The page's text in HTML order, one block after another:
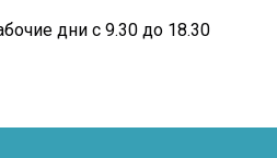
дни с 9.30 до 18.30